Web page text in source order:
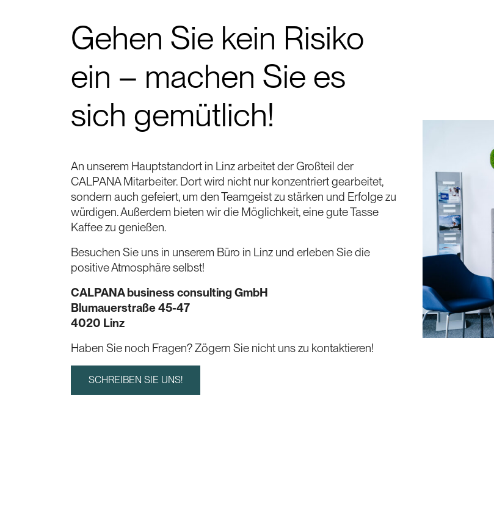
Gehen Sie kein Risiko
ein – machen Sie es
sich gemütlich!
An unserem Hauptstandort in Linz arbeitet der Großteil der
CALPANA Mitarbeiter. Dort wird nicht nur konzentriert gearbeitet,
sondern auch gefeiert, um den Teamgeist zu stärken und Erfolge zu
würdigen. Außerdem bieten wir die Möglichkeit, eine gute Tasse
Kaffee zu genießen.
Besuchen Sie uns in unserem Büro in Linz und erleben Sie die
positive Atmosphäre selbst!
CALPANA business consulting GmbH
Blumauerstraße 45-47
4020 Linz
Haben Sie noch Fragen? Zögern Sie nicht uns zu kontaktieren!
SCHREIBEN SIE UNS!